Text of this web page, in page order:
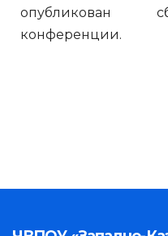
опубликован
конференции.